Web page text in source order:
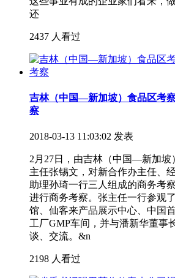
还
2437 人看过
吉林（中国—新加坡）食品区考
察
2018-03-13 11:03:02 发表
2月27日，由吉林（中国—新加坡
主任张锡文，对新合作办主任、
助理孙琦一行三人组成的商务考
进行商务考察。张主任一行参观
馆、仙客来产品展示中心、中国
工厂GMP车间，并与潘新华董事
谈、交流。&n
2198 人看过